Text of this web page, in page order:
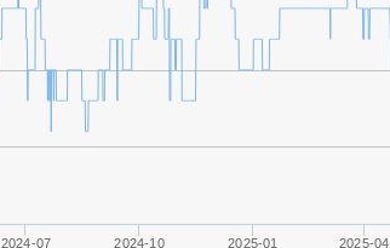
2024-07 2024-10 2025-01 2025-04